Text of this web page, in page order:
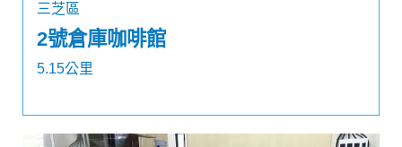
三芝區
2號倉庫咖啡館
5.15公里